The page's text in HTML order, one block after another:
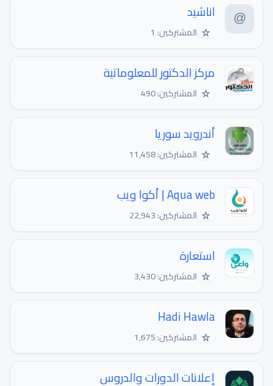
اناشيد
☆ المشتركين: 1
مركز الدكتور للمعلوماتية
☆ المشتركين: 490
أندرويد سوريا
☆ المشتركين: 11,458
Aqua web | أكوا ويب
☆ المشتركين: 22,943
استعارة
☆ المشتركين: 3,430
Hadi Hawla
☆ المشتركين: 1,675
إعلانات الدورات والدروس